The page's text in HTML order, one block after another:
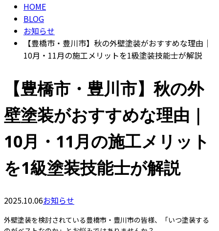
HOME
BLOG
お知らせ
【豊橋市・豊川市】秋の外壁塗装がおすすめな理由｜
10月・11月の施工メリットを1級塗装技能士が解説
【豊橋市・豊川市】秋の外
壁塗装がおすすめな理由｜
10月・11月の施工メリット
を1級塗装技能士が解説
2025.10.06お知らせ
外壁塗装を検討されている豊橋市・豊川市の皆様、「いつ塗装する